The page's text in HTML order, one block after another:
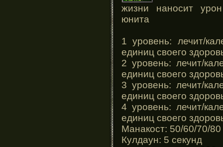
жизни наносит
юнита
1 уровень: лечит/
единиц своего
2 уровень: лечит/
единиц своего
3 уровень: лечит/
единиц своего
4 уровень: лечит/
единиц своего
Манакост: 50/60/70/
Кулдаун: 5 секунд